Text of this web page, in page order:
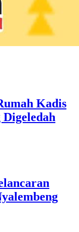
Kadis
Digeledah